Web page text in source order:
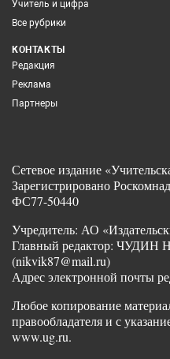
Учитель и цифра
Все рубрики
КОНТАКТЫ
Редакция
Реклама
Партнеры
Сетевое издание
Зарегистрировано
ФС77-50440
Учредитель: АО
Главный редактор: ЧУДИН
(nikvik87@mail.ru)
Адрес электронной почты
Любое копирование
правообладателя и с
www.ug.ru.